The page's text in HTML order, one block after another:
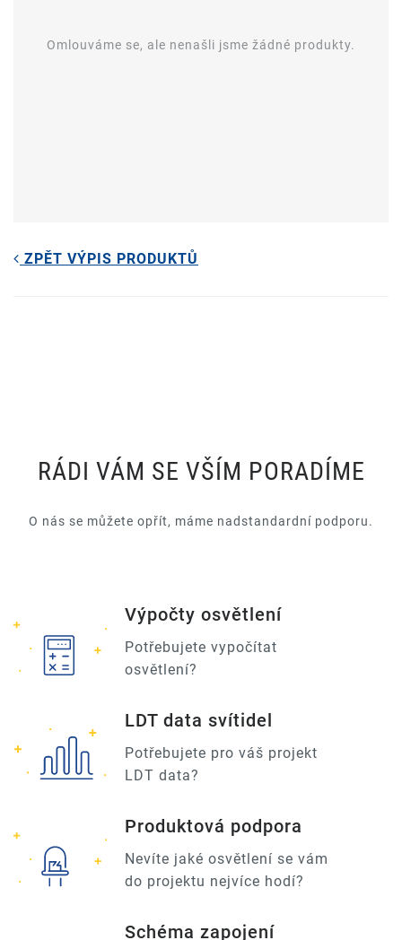
Omlouváme se, ale nenašli jsme žádné produkty.
ZPĚT VÝPIS PRODUKTŮ
RÁDI VÁM SE VŠÍM PORADÍME
O nás se můžete opřít, máme nadstandardní podporu.
Výpočty osvětlení
Potřebujete vypočítat
osvětlení?
LDT data svítidel
Potřebujete pro váš projekt
LDT data?
Produktová podpora
Nevíte jaké osvětlení se vám
do projektu nejvíce hodí?
Schéma zapojení